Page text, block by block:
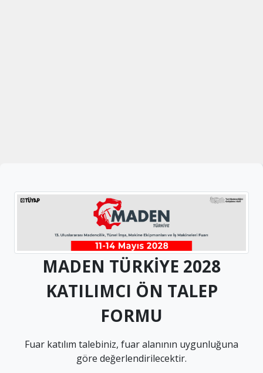
MADEN TÜRKİYE 2028
KATILIMCI ÖN TALEP
FORMU
Fuar katılım talebiniz, fuar alanının uygunluğuna
göre değerlendirilecektir.